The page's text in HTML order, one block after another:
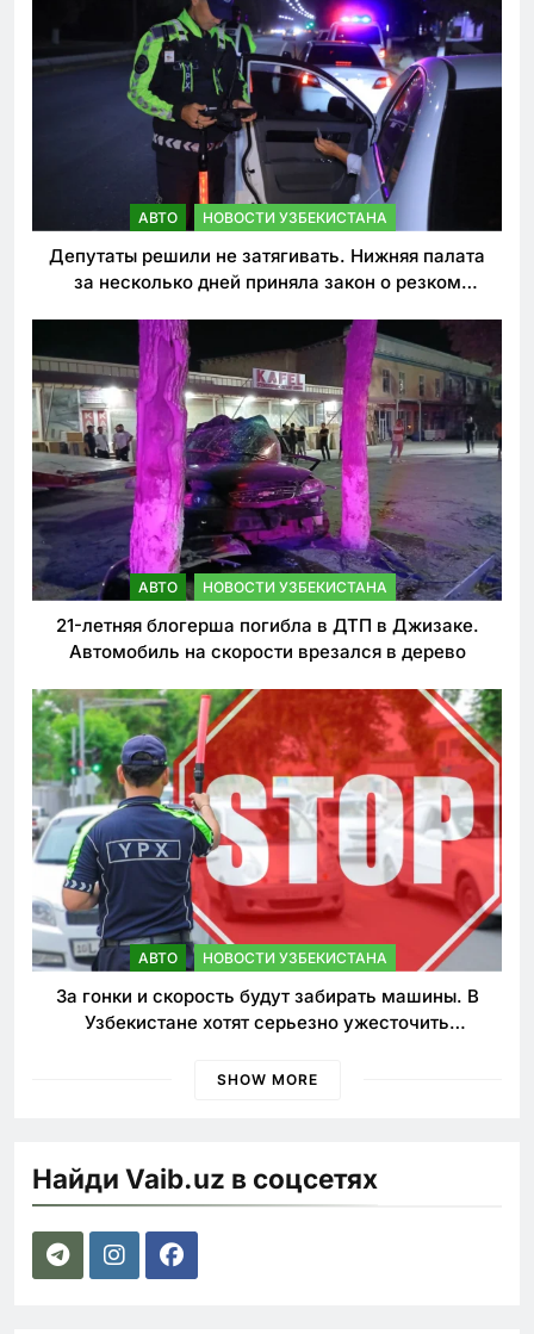
АВТО НОВОСТИ УЗБЕКИСТАНА
Депутаты решили не затягивать. Нижняя палата
за несколько дней приняла закон о резком
АВТО НОВОСТИ УЗБЕКИСТАНА
21-летняя блогерша погибла в ДТП в Джизаке.
Автомобиль на скорости врезался в дерево
АВТО НОВОСТИ УЗБЕКИСТАНА
За гонки и скорость будут забирать машины. В
Узбекистане хотят серьезно ужесточить
SHOW MORE
Найди Vaib.uz в соцсетях